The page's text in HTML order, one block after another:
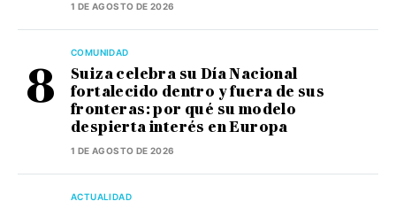
1 DE AGOSTO DE 2026
COMUNIDAD
Suiza celebra su Día Nacional
fortalecido dentro y fuera de sus
fronteras: por qué su modelo
despierta interés en Europa
1 DE AGOSTO DE 2026
ACTUALIDAD